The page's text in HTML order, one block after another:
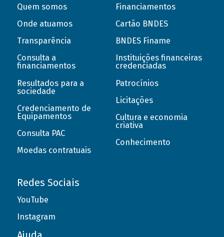
Quem somos
Onde atuamos
Transparência
Consulta a
financiamentos
Resultados para a
sociedade
Credenciamento de
Equipamentos
Consulta PAC
Moedas contratuais
Financiamentos
Cartão BNDES
BNDES Finame
Instituições financeiras
credenciadas
Patrocínios
Licitações
Cultura e economia
criativa
Conhecimento
Redes Sociais
YouTube
Instagram